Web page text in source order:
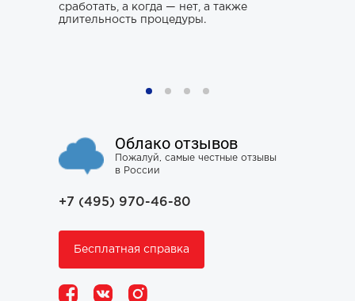
сработать, а когда — нет, а также
длительность процедуры.
Облако отзывов
Пожалуй, самые честные отзывы
в России
+7 (495) 970-46-80
Бесплатная справка